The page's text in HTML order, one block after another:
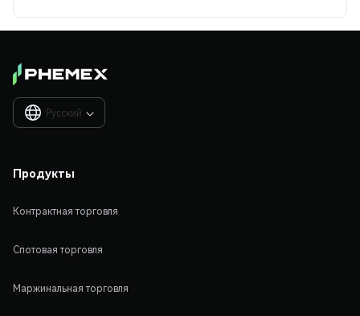
Русский 
Продукты
Контрактная торговля
Спотовая торговля
Маржинальная торговля